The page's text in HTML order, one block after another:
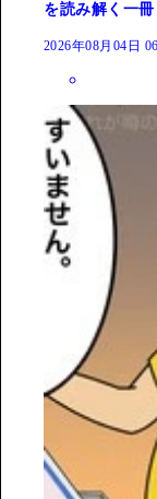
を読み解く一
2026年08月04日